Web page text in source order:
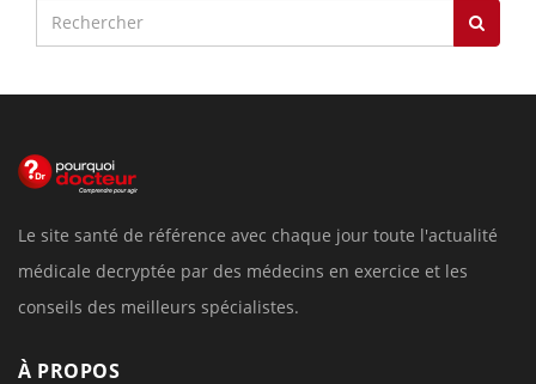
Le site santé de référence avec chaque jour toute l'actualité
médicale decryptée par des médecins en exercice et les
conseils des meilleurs spécialistes.
À PROPOS